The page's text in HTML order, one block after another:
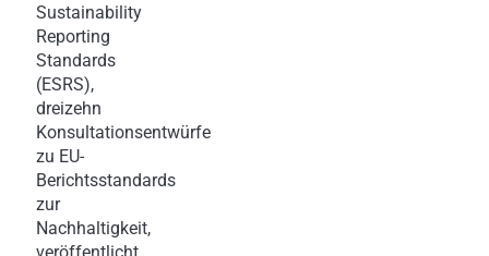
Sustainability
Reporting
Standards
(ESRS),
dreizehn
Konsultationsentwürfe
zu EU-
Berichtsstandards
zur
Nachhaltigkeit,